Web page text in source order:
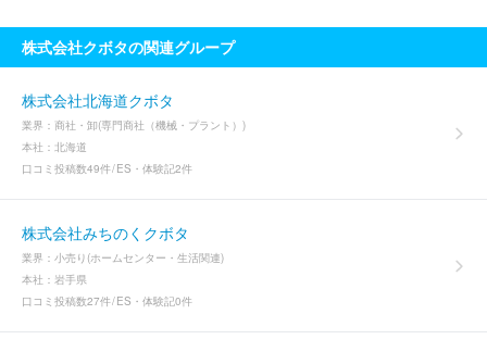
株式会社クボタの関連グループ
株式会社北海道クボタ
業界： 商社・卸(専門商社（機械・プラント）)
本社： 北海道
口コミ投稿数49件 ES・体験記2件
株式会社みちのくクボタ
業界： 小売り(ホームセンター・生活関連)
本社： 岩手県
口コミ投稿数27件 ES・体験記0件